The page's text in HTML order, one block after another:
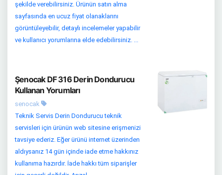
şekilde verebilirsiniz. Ürünün satın alma
sayfasında en ucuz fiyat olanaklarını
görüntüleyebilir, detaylı incelemeler yapabilir
ve kullanıcı yorumlarına elde edebilirsiniz. ...
Şenocak DF 316 Derin Dondurucu
Kullanan Yorumları
senocak
Teknik Servis Derin Dondurucu teknik
servisleri için ürünün web sitesine erişmenizi
tavsiye ederiz. Eğer ürünü internet üzerinden
aldıysanız 14 gün içinde iade etme hakkınız
kullanıma hazırdır. İade hakkı tüm siparişler